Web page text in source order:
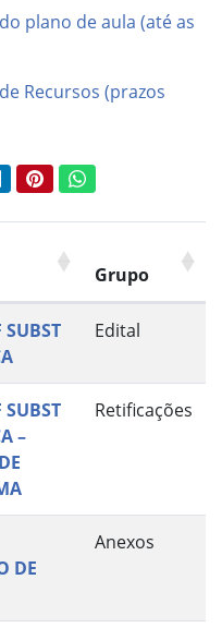
plano de aula (até as
Recursos (prazos
LinkedInPinterestWhatsApp
Grupo
SUBST
Edital
SUBST
–
Retificações
DE
Anexos